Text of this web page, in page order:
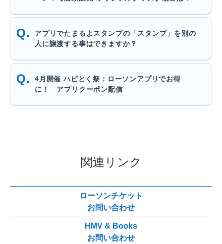
アプリでたまるよスタンプの「スタンプ」を別の
人に譲渡する事はできますか？
4月開催 ハピとく祭：ローソンアプリでお得
に！ アプリクーポン配信
関連リンク
ローソンチケット
お問い合わせ
HMV & Books
お問い合わせ